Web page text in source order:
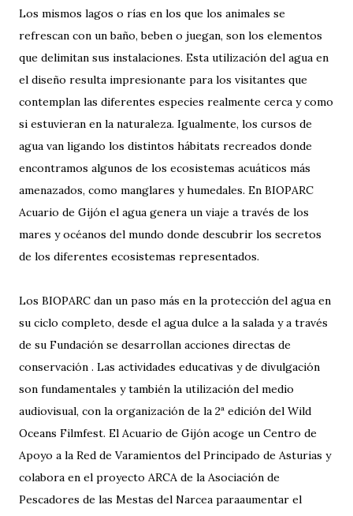
Los mismos lagos o rías en los que los animales se
refrescan con un baño, beben o juegan, son los elementos
que delimitan sus instalaciones. Esta utilización del agua en
el diseño resulta impresionante para los visitantes que
contemplan las diferentes especies realmente cerca y como
si estuvieran en la naturaleza. Igualmente, los cursos de
agua van ligando los distintos hábitats recreados donde
encontramos algunos de los ecosistemas acuáticos más
amenazados, como manglares y humedales. En BIOPARC
Acuario de Gijón el agua genera un viaje a través de los
mares y océanos del mundo donde descubrir los secretos
de los diferentes ecosistemas representados.
Los BIOPARC dan un paso más en la protección del agua en
su ciclo completo, desde el agua dulce a la salada y a través
de su Fundación se desarrollan acciones directas de
conservación . Las actividades educativas y de divulgación
son fundamentales y también la utilización del medio
audiovisual, con la organización de la 2ª edición del Wild
Oceans Filmfest. El Acuario de Gijón acoge un Centro de
Apoyo a la Red de Varamientos del Principado de Asturias y
colabora en el proyecto ARCA de la Asociación de
Pescadores de las Mestas del Narcea para​ aumentar el